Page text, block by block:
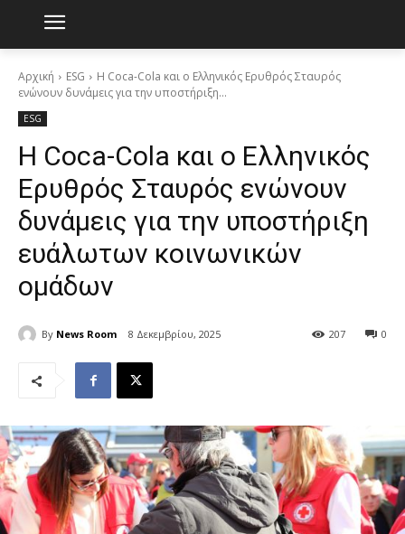
Αρχική ESG
Η Coca-Cola και ο Ελληνικός Ερυθρός Σταυρός
ενώνουν δυνάμεις για την υποστήριξη...
ESG
Η Coca-Cola και ο Ελληνικός
Ερυθρός Σταυρός ενώνουν
δυνάμεις για την υποστήριξη
ευάλωτων κοινωνικών
ομάδων
By News Room 8 Δεκεμβρίου, 2025 0
207